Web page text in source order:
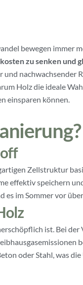
bewegen immer
zu senken und
und nachwachsender
Holz die ideale
einsparen können.
Zellstruktur
effektiv speichern
es im Sommer vor
ist. Bei
oder Stahl, was